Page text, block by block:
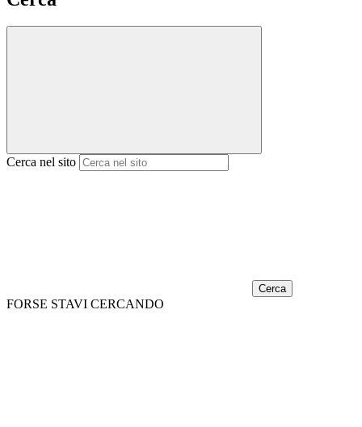
Cerca nel sito
Cerca
FORSE STAVI CERCANDO